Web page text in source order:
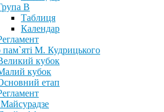
В
Таблиця
Календар
пам`яті М. Кудрицького
кубок
кубок
етап